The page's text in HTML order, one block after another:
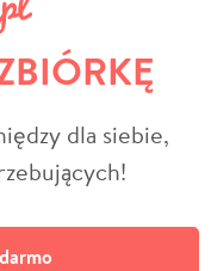
dla siebie,